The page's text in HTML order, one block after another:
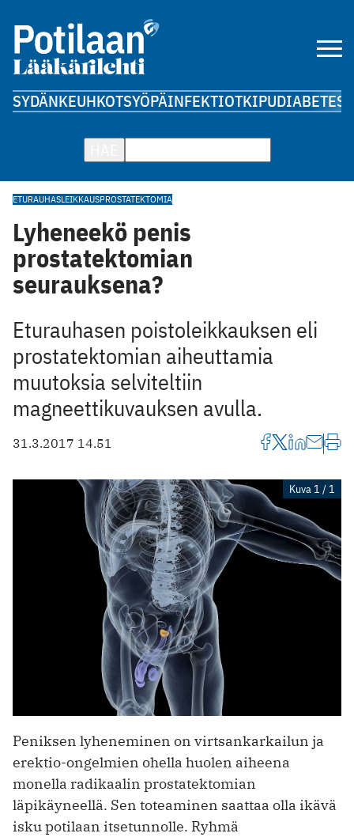
SYDÄNKEUHKOTSYÖPÄINFEKTIOTKIPUDIABETES
ETURAUHASLEIKKAUSPROSTATEKTOMIA
Lyheneekö penis
prostatektomian
seurauksena?
​Eturauhasen poistoleikkauksen eli
prostatektomian aiheuttamia
muutoksia selviteltiin
magneettikuvauksen avulla.
31.3.2017 14.51
Kuva 1 / 1
Peniksen lyheneminen on virtsankarkailun ja
erektio-ongelmien ohella huolen aiheena
monella radikaalin prostatektomian
läpikäyneellä. Sen toteaminen saattaa olla ikävä
isku potilaan itse­tunnolle. Ryhmä